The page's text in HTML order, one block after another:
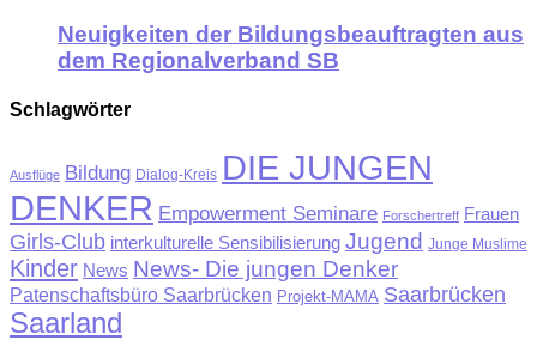
Neuigkeiten der Bildungsbeauftragten aus
dem Regionalverband SB
Schlagwörter
Ausflüge Bildung Dialog-Kreis DIE JUNGEN
DENKER Empowerment Seminare Forschertreff Frauen
Girls-Club interkulturelle Sensibilisierung Jugend Junge Muslime
Kinder News News- Die jungen Denker
Patenschaftsbüro Saarbrücken Projekt-MAMA Saarbrücken
Saarland